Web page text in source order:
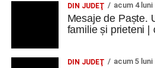
DIN JUDEŢ acum 4 luni
Mesaje de Paște.
familie și prieteni |
DIN JUDEŢ acum 5 luni